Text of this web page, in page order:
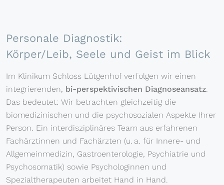
Personale Diagnostik:
Körper/Leib, Seele und Geist im Blick
Im Klinikum Schloss Lütgenhof verfolgen wir einen
integrierenden, bi-perspektivischen Diagnoseansatz.
Das bedeutet: Wir betrachten gleichzeitig die
biomedizinischen und die psychosozialen Aspekte Ihrer
Person. Ein interdisziplinäres Team aus erfahrenen
Fachärztinnen und Fachärzten (u. a. für Innere- und
Allgemeinmedizin, Gastroenterologie, Psychiatrie und
Psychosomatik) sowie Psychologinnen und
Spezialtherapeuten arbeitet Hand in Hand.